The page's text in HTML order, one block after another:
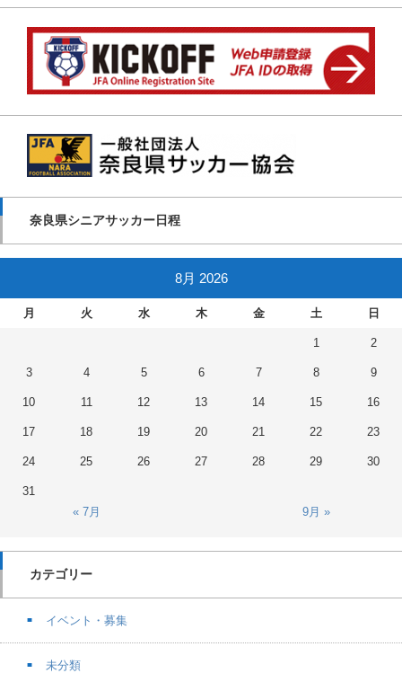
奈良県シニアサッカー日程
8月 2026
月 火 水 木 金 土 日
1 2
3 4 5 6 7 8 9
10 11 12 13 14 15 16
17 18 19 20 21 22 23
24 25 26 27 28 29 30
31
« 7月
9月 »
カテゴリー
イベント・募集
未分類